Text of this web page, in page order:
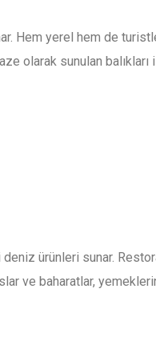
Hem yerel hem de
sunulan balıkları
ürünleri sunar.
ve baharatlar,